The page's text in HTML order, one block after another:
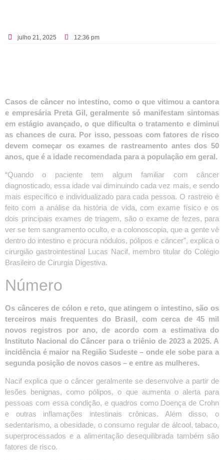
julho 21, 2025 12:36 pm
Casos de câncer no intestino, como o que vitimou a cantora
e empresária Preta Gil, geralmente só manifestam sintomas
em estágio avançado, o que dificulta o tratamento e diminui
as chances de cura. Por isso, pessoas com fatores de risco
devem começar os exames de rastreamento antes dos 50
anos, que é a idade recomendada para a população em geral.
“Quando o paciente tem algum familiar com câncer
diagnosticado, essa idade vai diminuindo cada vez mais, e sendo
mais específico e individualizado para cada pessoa. O rastreio é
feito com a análise da história de vida, com exame físico e os
dois principais exames de triagem, são o exame de fezes, para
ver se tem sangramento oculto, e a colonoscopia, que a gente vê
dentro do intestino e procura nódulos, pólipos e câncer”, explica o
cirurgião gastrointestinal Lucas Nacif, membro titular do Colégio
Brasileiro de Cirurgia Digestiva.
Número
Os cânceres de cólon e reto, que atingem o intestino, são os
terceiros mais frequentes do Brasil, com cerca de 45 mil
novos registros por ano, de acordo com a estimativa do
Instituto Nacional do Câncer para o triênio de 2023 a 2025. A
incidência é maior na Região Sudeste – onde ele sobe para a
segunda posição de novos casos – e entre as mulheres.
Nacif explica que o câncer geralmente se desenvolve a partir de
lesões benignas, como pólipos, o que aumenta o alerta para
pessoas com essa condição, e quadros como Doença de Crohn
e outras inflamações intestinais crônicas. Além disso, o
sedentarismo, a obesidade, o consumo regular de álcool, tabaco,
superprocessados e a alimentação desequilibrada também são
fatores de risco.